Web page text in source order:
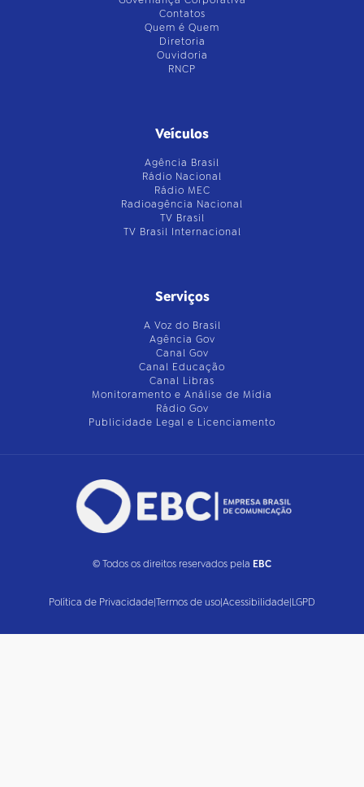
Contatos
Quem é Quem
Diretoria
Ouvidoria
RNCP
Veículos
Agência Brasil
Rádio Nacional
Rádio MEC
Radioagência Nacional
TV Brasil
TV Brasil Internacional
Serviços
A Voz do Brasil
Agência Gov
Canal Gov
Canal Educação
Canal Libras
Monitoramento e Análise de Mídia
Rádio Gov
Publicidade Legal e Licenciamento
© Todos os direitos reservados pela EBC
Política de Privacidade|Termos de uso|Acessibilidade|LGPD